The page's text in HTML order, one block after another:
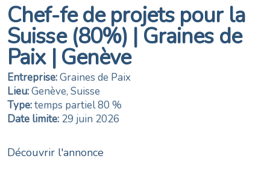
Chef-fe de projets pour la
Suisse (80%) | Graines de
Paix | Genève
Entreprise:Graines de Paix
Lieu:Genève, Suisse
Type:temps partiel 80 %
Date limite: 29 juin 2026
Découvrir l'annonce